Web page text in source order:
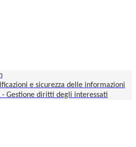
e sicurezza delle informazioni
- Gestione diritti degli interessati